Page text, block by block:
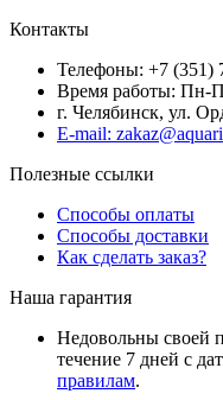
Контакты
Телефоны: +7 (351)
Время работы: Пн-
г. Челябинск, ул.
E-mail:
Полезные ссылки
Способы оплаты
Способы доставки
Как сделать заказ?
Наша гарантия
Недовольны своей
течение 7 дней с
правилам.